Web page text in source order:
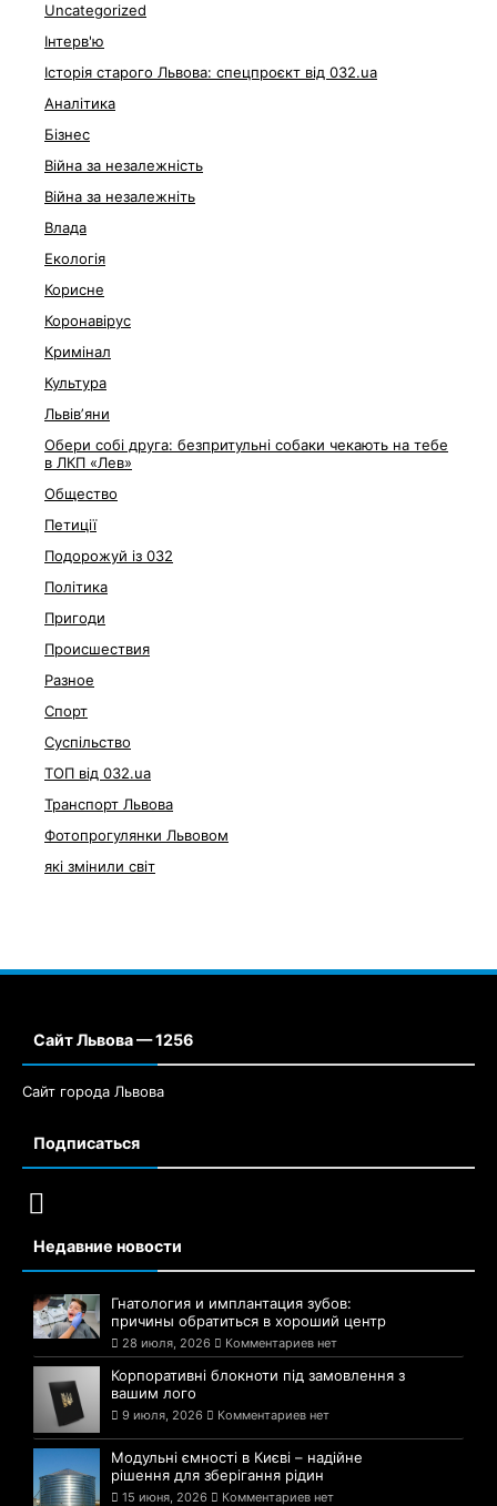
Uncategorized
Інтерв'ю
Історія старого Львова: спецпроєкт від 032.ua
Аналітика
Бізнес
Війна за незалежність
Війна за незалежніть
Влада
Екологія
Корисне
Коронавірус
Кримінал
Культура
Львівʼяни
Обери собі друга: безпритульні собаки чекають на тебе
в ЛКП «Лев»
Общество
Петиції
Подорожуй із 032
Політика
Пригоди
Происшествия
Разное
Спорт
Суспільство
ТОП від 032.ua
Транспорт Львова
Фотопрогулянки Львовом
які змінили світ
Сайт Львова — 1256
Сайт города Львова
Подписаться
Недавние новости
Гнатология и имплантация зубов:
причины обратиться в хороший центр
28 июля, 2026 Комментариев нет
Корпоративні блокноти під замовлення з
вашим лого
9 июля, 2026 Комментариев нет
Модульні ємності в Києві – надійне
рішення для зберігання рідин
15 июня, 2026 Комментариев нет